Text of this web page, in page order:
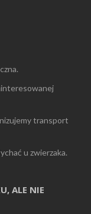
transport
u zwierzaka.
ALE NIE